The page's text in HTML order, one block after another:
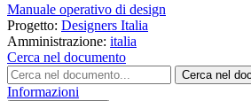
Manuale operativo di design
Progetto: Designers Italia
Amministrazione: italia
Cerca nel documento
Cerca nel
Informazioni